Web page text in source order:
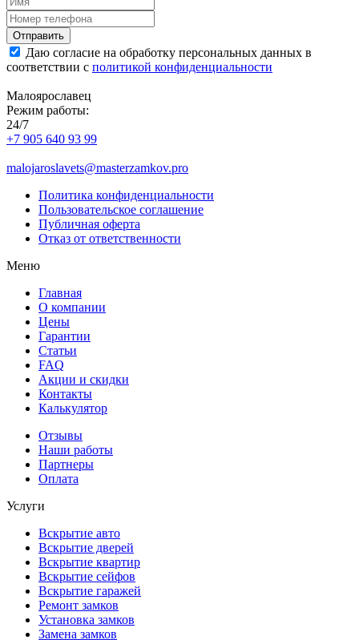
Даю согласие на обработку персональных данных в
соответствии с политикой конфиденциальности
Малоярославец
Режим работы:
24/7
+7 905 640 93 99
malojaroslavets@masterzamkov.pro
Политика конфиденциальности
Пользовательское соглашение
Публичная оферта
Отказ от ответственности
Меню
Главная
О компании
Цены
Гарантии
Статьи
FAQ
Акции и скидки
Контакты
Калькулятор
Отзывы
Наши работы
Партнеры
Оплата
Услуги
Вскрытие авто
Вскрытие дверей
Вскрытие квартир
Вскрытие сейфов
Вскрытие гаражей
Ремонт замков
Установка замков
Замена замков